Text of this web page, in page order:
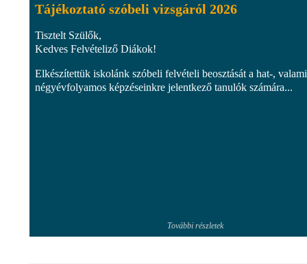
Tájékoztató szóbeli vizsgáról 2026
Tisztelt Szülők,
Kedves Felvételiző Diákok!
Elkészítettük iskolánk szóbeli felvételi beosztását a hat-,
négyévfolyamos képzéseinkre jelentkező tanulók számára...
További részletek